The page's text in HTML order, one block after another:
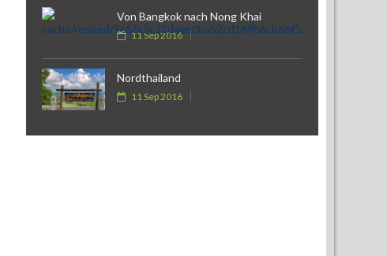
Von Bangkok nach Nong Khai
11 Sep 2016
Nordthailand
11 Sep 2016